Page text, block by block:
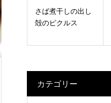
さば煮干しの出し
殻のピクルス
カテゴリー